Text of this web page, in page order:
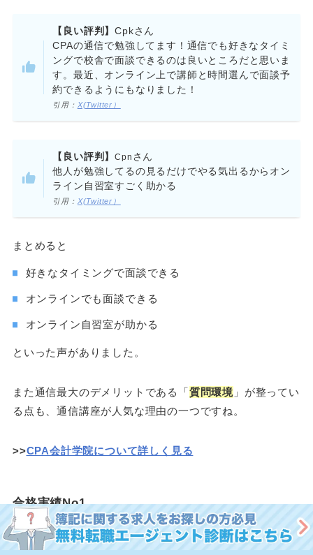
【良い評判】Cpkさん
CPAの通信で勉強してます！通信でも好きなタイミ
ングで校舎で面談できるのは良いところだと思いま
す。最近、オンライン上で講師と時間選んで面談予
約できるようにもなりました！
引用： X(Twitter）
【良い評判】Cpn さん
他人が勉強してるの見るだけでやる気出るからオン
ライン自習室すごく助かる
引用： X(Twitter）
まとめると
好きなタイミングで面談できる
オンラインでも面談できる
オンライン自習室が助かる
といった声がありました。
また通信最大のデメリットである「質問環境 」が整ってい
る点も、通信講座が人気な理由の一つですね。
>>CPA会計学院について詳しく見る
合格実績No1
CPA会計学院は、合格率No1の実績 を持っています。